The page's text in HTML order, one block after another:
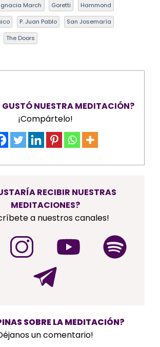
March Goretti Hammond
P. Juan Pablo San Josemaría
The Doors
GUSTÓ NUESTRA MEDITACIÓN?
¡Compártelo!
RECIBIR NUESTRAS
MEDITACIONES?
a nuestros canales!
SOBRE LA MEDITACIÓN?
un comentario!